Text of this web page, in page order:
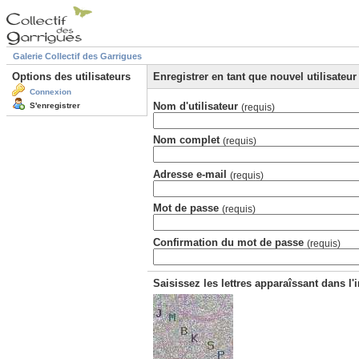
Galerie Collectif des Garrigues
Options des utilisateurs
Connexion
S'enregistrer
Enregistrer en tant que nouvel utilisateur
Nom d'utilisateur (requis)
Nom complet (requis)
Adresse e-mail (requis)
Mot de passe (requis)
Confirmation du mot de passe (requis)
Saisissez les lettres apparaîssant dans